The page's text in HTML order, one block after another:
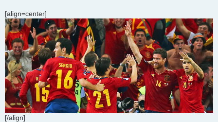
j
e
[align=center]
[/align]